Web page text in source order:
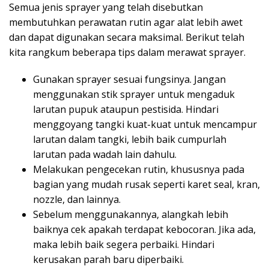
Semua jenis sprayer yang telah disebutkan
membutuhkan perawatan rutin agar alat lebih awet
dan dapat digunakan secara maksimal. Berikut telah
kita rangkum beberapa tips dalam merawat sprayer.
Gunakan sprayer sesuai fungsinya. Jangan
menggunakan stik sprayer untuk mengaduk
larutan pupuk ataupun pestisida. Hindari
menggoyang tangki kuat-kuat untuk mencampur
larutan dalam tangki, lebih baik cumpurlah
larutan pada wadah lain dahulu.
Melakukan pengecekan rutin, khususnya pada
bagian yang mudah rusak seperti karet seal, kran,
nozzle, dan lainnya.
Sebelum menggunakannya, alangkah lebih
baiknya cek apakah terdapat kebocoran. Jika ada,
maka lebih baik segera perbaiki. Hindari
kerusakan parah baru diperbaiki.